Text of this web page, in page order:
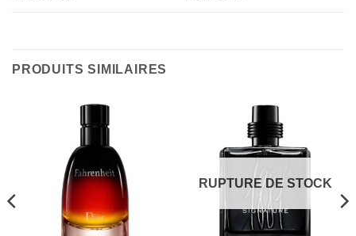
PRODUITS SIMILAIRES
RUPTURE DE STOCK